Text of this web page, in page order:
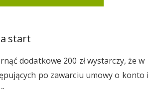
start
dodatkowe 200 zł wystarczy, że w
po zawarciu umowy o konto i